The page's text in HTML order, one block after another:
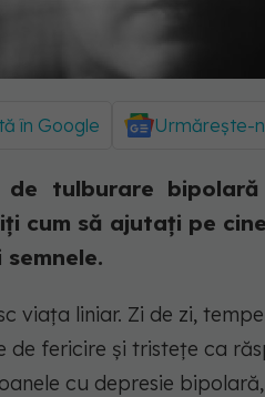
în Google Urmărește-
de tulburare
cum să ajutați pe
viața liniar. Zi de zi,
fericire și tristețe ca
cu depresie